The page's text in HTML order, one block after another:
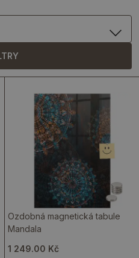
Ozdobná magnetická tabule
Mandala
1 249.00 Kč